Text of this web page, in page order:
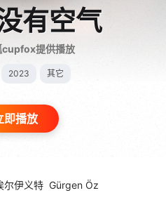
有空气
cupfox提供播放
2023 其它
即播放
尔伊义特 Gürgen Öz